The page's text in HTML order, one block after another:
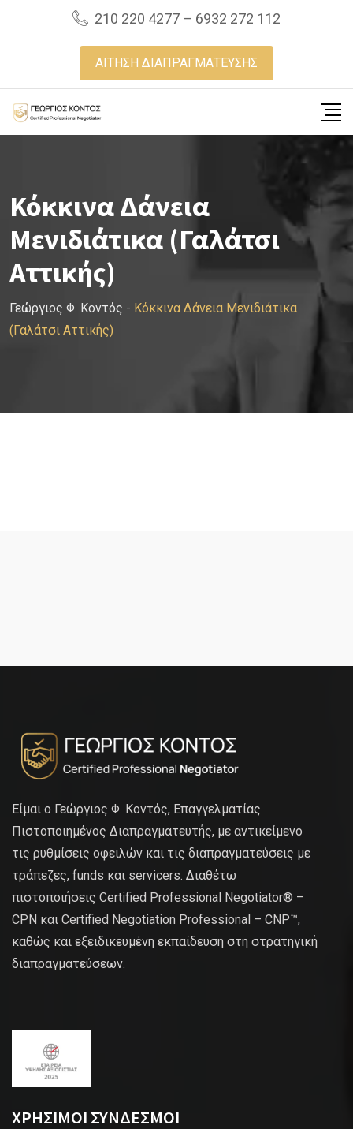
210 220 4277 – 6932 272 112
ΑΙΤΗΣΗ ΔΙΑΠΡΑΓΜΑΤΕΥΣΗΣ
Κόκκινα Δάνεια
Μενιδιάτικα (Γαλάτσι
Αττικής)
Γεώργιος Φ. Κοντός - Κόκκινα Δάνεια Μενιδιάτικα
(Γαλάτσι Αττικής)
Είμαι ο Γεώργιος Φ. Κοντός, Επαγγελματίας
Πιστοποιημένος Διαπραγματευτής, με αντικείμενο
τις ρυθμίσεις οφειλών και τις διαπραγματεύσεις με
τράπεζες, funds και servicers. Διαθέτω
πιστοποιήσεις Certified Professional Negotiator® –
CPN και Certified Negotiation Professional – CNP™,
καθώς και εξειδικευμένη εκπαίδευση στη στρατηγική
διαπραγματεύσεων.
ΧΡΗΣΙΜΟΙ ΣΥΝΔΕΣΜΟΙ